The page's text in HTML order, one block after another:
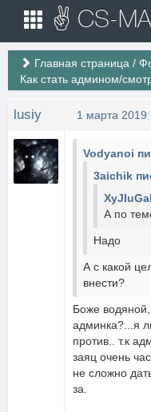
Главная страница /
Как стать админом/
lusiy 1 марта 2019
Vodyanoi
3aichik
А по
Надо
А с какой
внести?
Боже
админка?...я
против.. т.к
заяц очень
не сложно
за.